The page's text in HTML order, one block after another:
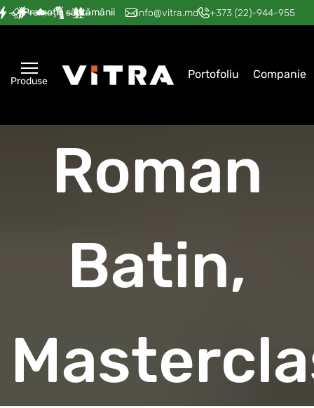
Promoția săptămânii
— — — — — info@vitra.md +373 (22)-944-955
Produse Portofoliu Companie
Roman
Batin,